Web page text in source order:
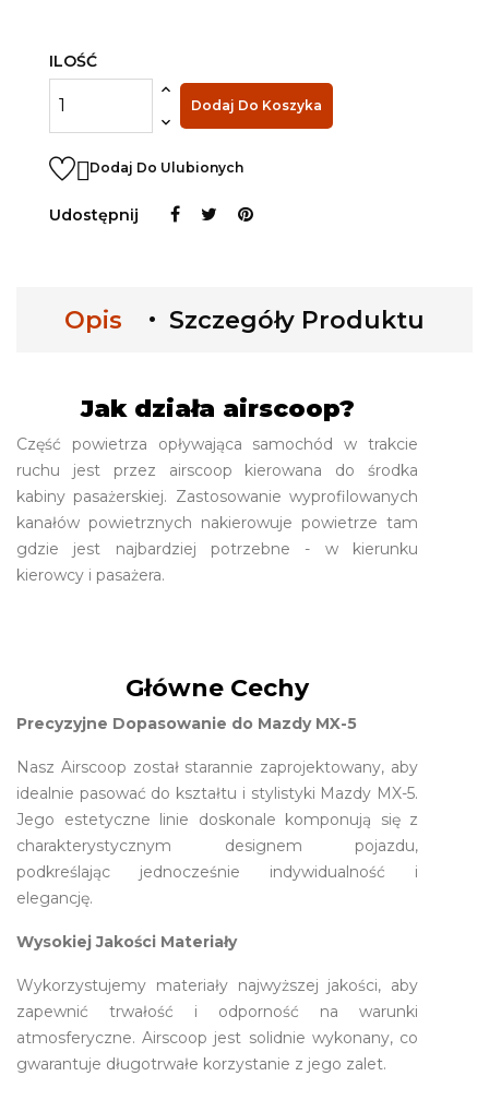
ILOŚĆ
Dodaj Do Koszyka
Dodaj Do Ulubionych
Udostępnij
Opis Szczegóły Produktu
Jak działa airscoop?
Część powietrza opływająca samochód w trakcie
ruchu jest przez airscoop kierowana do środka
kabiny pasażerskiej. Zastosowanie wyprofilowanych
kanałów powietrznych nakierowuje powietrze tam
gdzie jest najbardziej potrzebne - w kierunku
kierowcy i pasażera.
Główne Cechy
Precyzyjne Dopasowanie do Mazdy MX-5
Nasz Airscoop został starannie zaprojektowany, aby
idealnie pasować do kształtu i stylistyki Mazdy MX-5.
Jego estetyczne linie doskonale komponują się z
charakterystycznym designem pojazdu,
podkreślając jednocześnie indywidualność i
elegancję.
Wysokiej Jakości Materiały
Wykorzystujemy materiały najwyższej jakości, aby
zapewnić trwałość i odporność na warunki
atmosferyczne. Airscoop jest solidnie wykonany, co
gwarantuje długotrwałe korzystanie z jego zalet.